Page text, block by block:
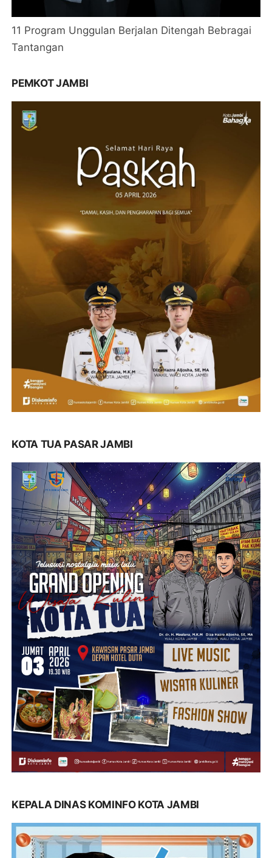
11 Program Unggulan Berjalan Ditengah Bebragai
Tantangan
PEMKOT JAMBI
KOTA TUA PASAR JAMBI
KEPALA DINAS KOMINFO KOTA JAMBI